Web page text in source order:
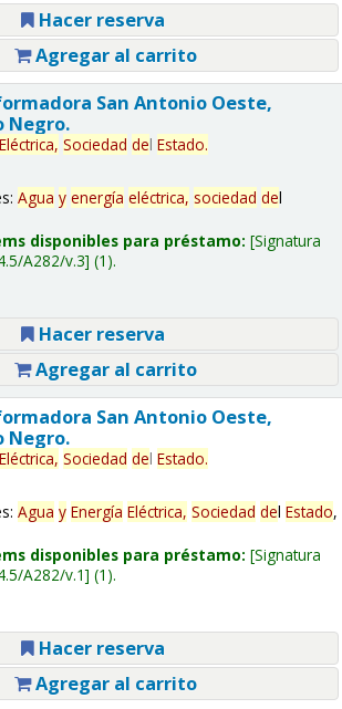
Hacer reserva
Agregar al carrito
San Antonio Oeste,
Negro.
Eléctrica, Sociedad del Estado.
Agua y energía eléctrica, sociedad del
disponibles para préstamo: Signatura
A282/v.3 (1).
Hacer reserva
Agregar al carrito
San Antonio Oeste,
Negro.
Eléctrica, Sociedad del Estado.
Agua y Energía Eléctrica, Sociedad del Estado,
disponibles para préstamo: Signatura
A282/v.1 (1).
Hacer reserva
Agregar al carrito